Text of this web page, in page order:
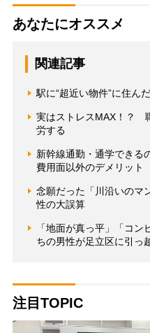
あなたにオススメ
関連記事
駅に“超近い物件”に住ん
実はストレスMAX！？
労する
新幹線通勤・通学でき
費用面以外のデメリット
念願だった「川沿いのマ
性の大誤算
「地面が真っ平」「コ
ちの男性が足立区に引っ
注目TOPIC